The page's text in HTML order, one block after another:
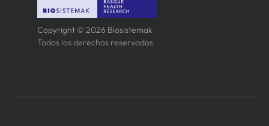
Copyright © 2026 Biosistemak
Todos los derechos reservados